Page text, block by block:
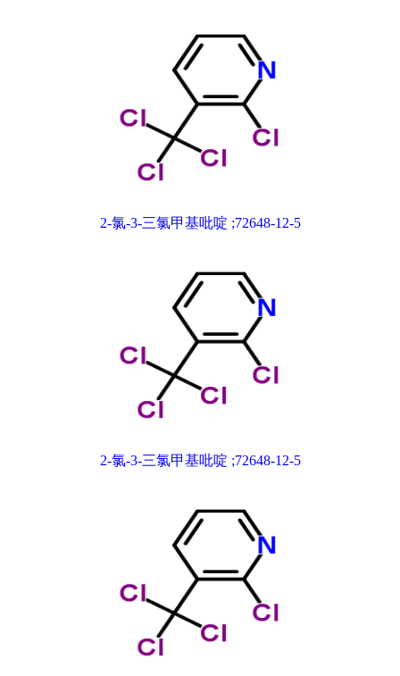
2-氯-3-三氯甲基吡啶 ;72648-12-5
2-氯-3-三氯甲基吡啶 ;72648-12-5